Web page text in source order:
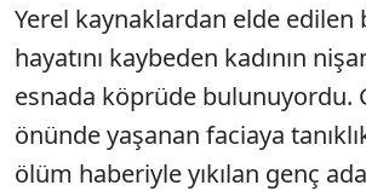
Yerel kaynaklardan elde edilen
hayatını kaybeden kadının
esnada köprüde bulunuyordu.
önünde yaşanan faciaya
ölüm haberiyle yıkılan genç